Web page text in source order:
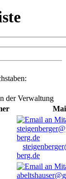
der Verwaltung
berg.de